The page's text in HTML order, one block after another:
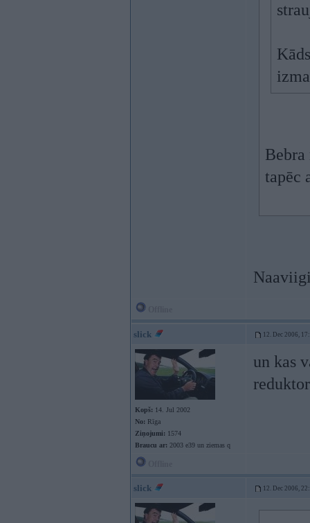
tapēc
slick 12. Dec 2006,
Kopš: 14. Jul 2002
No: Rīga
Ziņojumi: 1574
Braucu ar: 2003 e39 un ziemas q
un kas
slick 12. Dec 2006,